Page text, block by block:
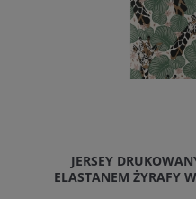
JERSEY
ELASTANEM ŻYRAFY